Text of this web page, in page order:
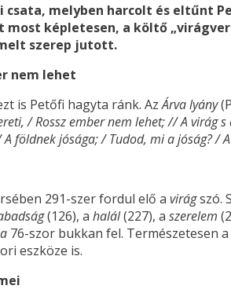
csata, melyben harcolt és eltűnt
képletesen, a költő
szerep jutott.
nem lehet
is Petőfi hagyta ránk. AzÁrva lyány
/ Rossz ember nem lehet; // A virág
földnek jósága; / Tudod, mi a jóság? /
291-szer fordul elő a virágszó.
(126), a halál(227), a szerelem
76-szor bukkan fel. Természetesen
eszköze is.